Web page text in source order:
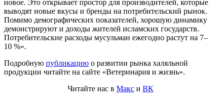
новое. Это открывает простор для производителей, которые
выводят новые вкусы и бренды на потребительский рынок.
Помимо демографических показателей, хорошую динамику
демонстрируют и доходы жителей исламских государств.
Потребительские расходы мусульман ежегодно растут на 7–
10 %».
Подробную публикацию о развитии рынка халяльной
продукции читайте на сайте «Ветеринария и жизнь».
Читайте нас в Макс и ВК